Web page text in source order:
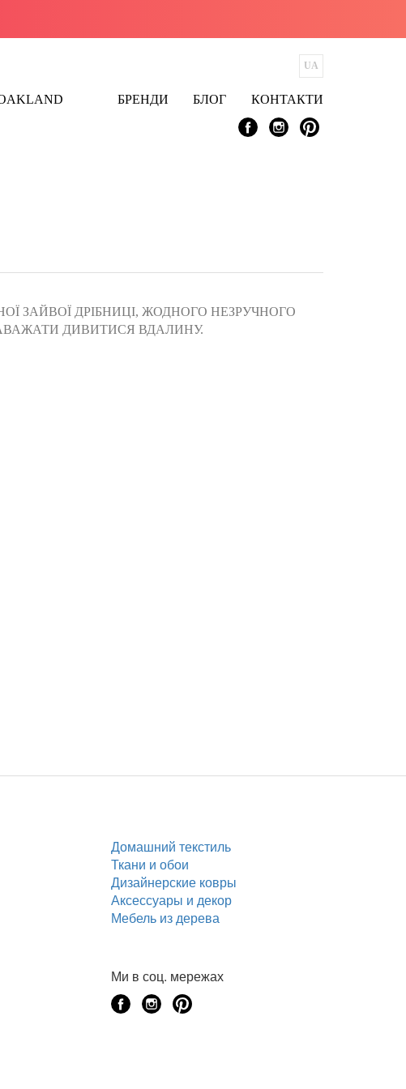
БРЕНДИ БЛОГ КОНТАКТИ
ЗАЙВОЇ ДРІБНИЦІ, ЖОДНОГО НЕЗРУЧНОГО
ДИВИТИСЯ ВДАЛИНУ.
Домашний текстиль
Ткани и обои
Дизайнерские ковры
Аксессуары и декор
Мебель из дерева
Ми в соц. мережах